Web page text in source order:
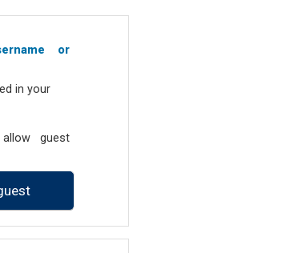
or
in your
guest